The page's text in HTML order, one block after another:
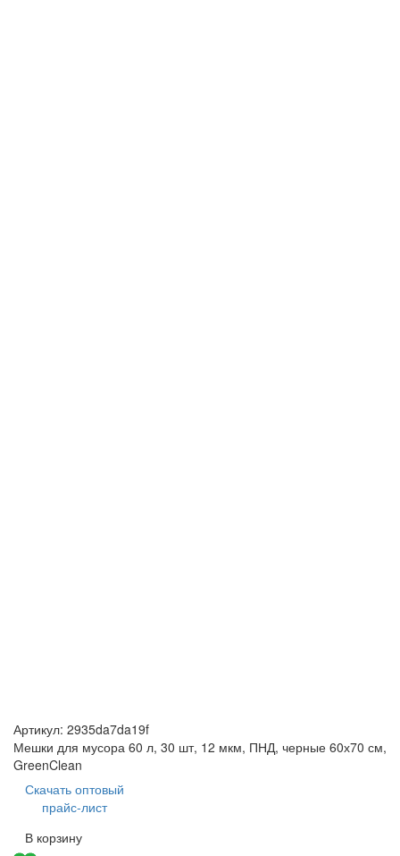
Артикул: 2935da7da19f
Мешки для мусора 60 л, 30 шт, 12 мкм, ПНД, черные 60х70 см,
GreenClean
Скачать оптовый
прайс-лист
В корзину